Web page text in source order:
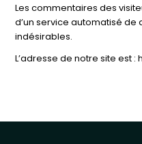
Les commentaires des
d’un service automatisé
indésirables.
L’adresse de notre site est